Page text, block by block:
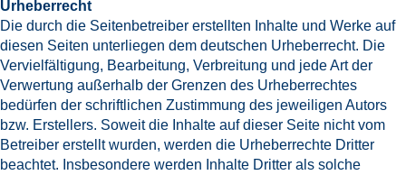
Urheberrecht
Die durch die Seitenbetreiber erstellten Inhalte und Werke auf
diesen Seiten unterliegen dem deutschen Urheberrecht. Die
Vervielfältigung, Bearbeitung, Verbreitung und jede Art der
Verwertung außerhalb der Grenzen des Urheberrechtes
bedürfen der schriftlichen Zustimmung des jeweiligen Autors
bzw. Erstellers. Soweit die Inhalte auf dieser Seite nicht vom
Betreiber erstellt wurden, werden die Urheberrechte Dritter
beachtet. Insbesondere werden Inhalte Dritter als solche